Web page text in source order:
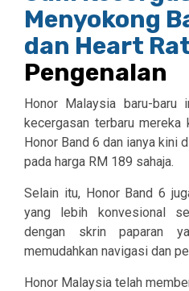
Pengenalan
Honor Malaysia baru-baru
kecergasan terbaru mereka
Honor Band 6 dan ianya kini
pada harga RM 189 sahaja.
Selain itu, Honor Band 6
yang lebih konvesional
dengan skrin paparan
memudahkan navigasi dan
Honor Malaysia telah